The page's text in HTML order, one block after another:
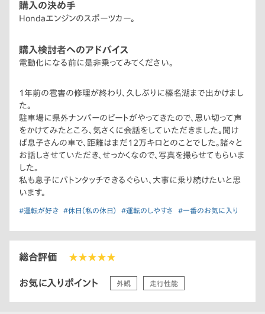
購入の決め手
Hondaエンジンのスポーツカー。
購入検討者へのアドバイス
電動化になる前に是非乗ってみてください。
1年前の雹害の修理が終わり、久しぶりに榛名湖まで出かけまし
た。
駐車場に県外ナンバーのビートがやってきたので、思い切って声
をかけてみたところ、気さくに会話をしていただきました。聞け
ば息子さんの車で、距離はまだ12万キロとのことでした。諸々と
お話しさせていただき、せっかくなので、写真を撮らせてもらいま
した。
私も息子にバトンタッチできるぐらい、大事に乗り続けたいと思
います。
#運転が好き #休日（私の休日） #運転のしやすさ #一番のお気に入り
総合評価 ★★★★★
お気に入りポイント 外観 走行性能